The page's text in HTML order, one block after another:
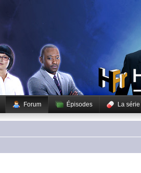
Forum Épisodes La série